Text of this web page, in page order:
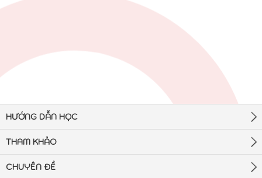
HƯỚNG DẪN HỌC
THAM KHẢO
CHUYÊN ĐỀ